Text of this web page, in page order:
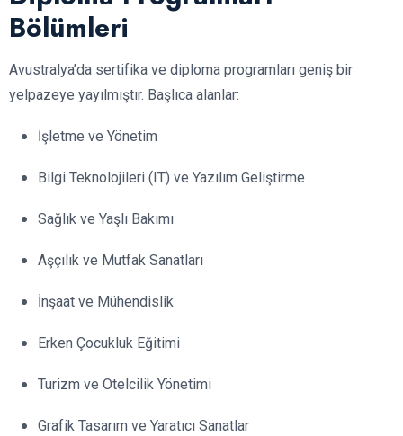
Bölümleri
Avustralya’da sertifika ve diploma programları geniş bir
yelpazeye yayılmıştır. Başlıca alanlar:
İşletme ve Yönetim
Bilgi Teknolojileri (IT) ve Yazılım Geliştirme
Sağlık ve Yaşlı Bakımı
Aşçılık ve Mutfak Sanatları
İnşaat ve Mühendislik
Erken Çocukluk Eğitimi
Turizm ve Otelcilik Yönetimi
Grafik Tasarım ve Yaratıcı Sanatlar